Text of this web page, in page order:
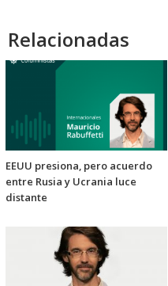
Relacionadas
EEUU presiona, pero acuerdo
entre Rusia y Ucrania luce
distante